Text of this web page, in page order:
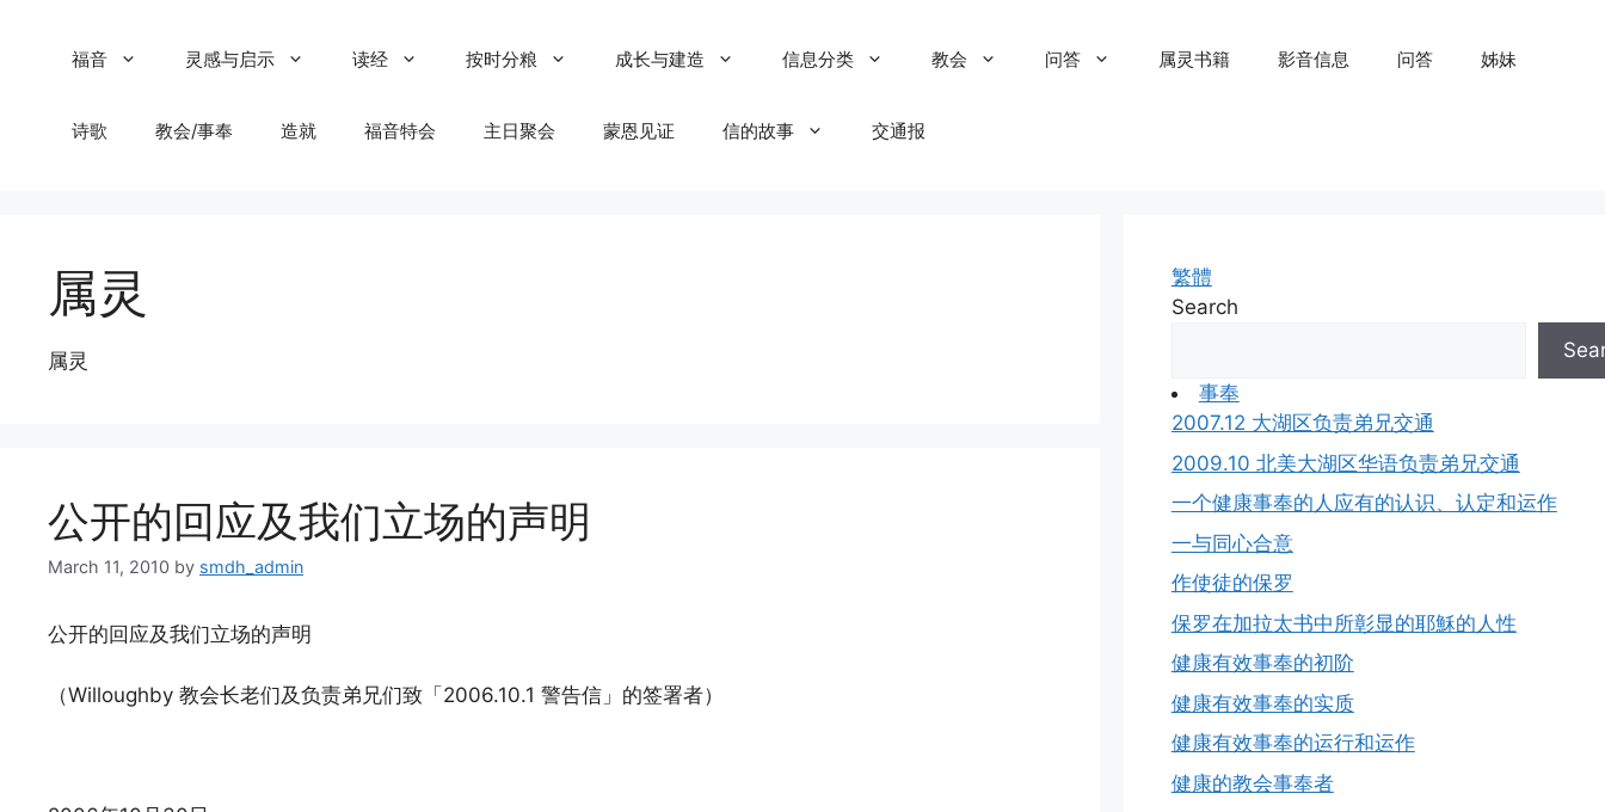
福音 灵感与启示 读经 按时分粮 成长与建造 信息分类 教会 问答 属灵书籍 影音信息 问答 姊妹
诗歌 教会/事奉 造就 福音特会 主日聚会 蒙恩见证 信的故事 交通报
属灵
属灵
公开的回应及我们立场的声明
March 11, 2010 by smdh_admin
公开的回应及我们立场的声明
（Willoughby 教会长老们及负责弟兄们致「2006.10.1 警告信」的签署者）
繁體
Search
事奉
2007.12 大湖区负责弟兄交通
2009.10 北美大湖区华语负责弟兄交通
一个健康事奉的人应有的认识、认定和运作
一与同心合意
作使徒的保罗
保罗在加拉太书中所彰显的耶穌的人性
健康有效事奉的初阶
健康有效事奉的实质
健康有效事奉的运行和运作
健康的教会事奉者